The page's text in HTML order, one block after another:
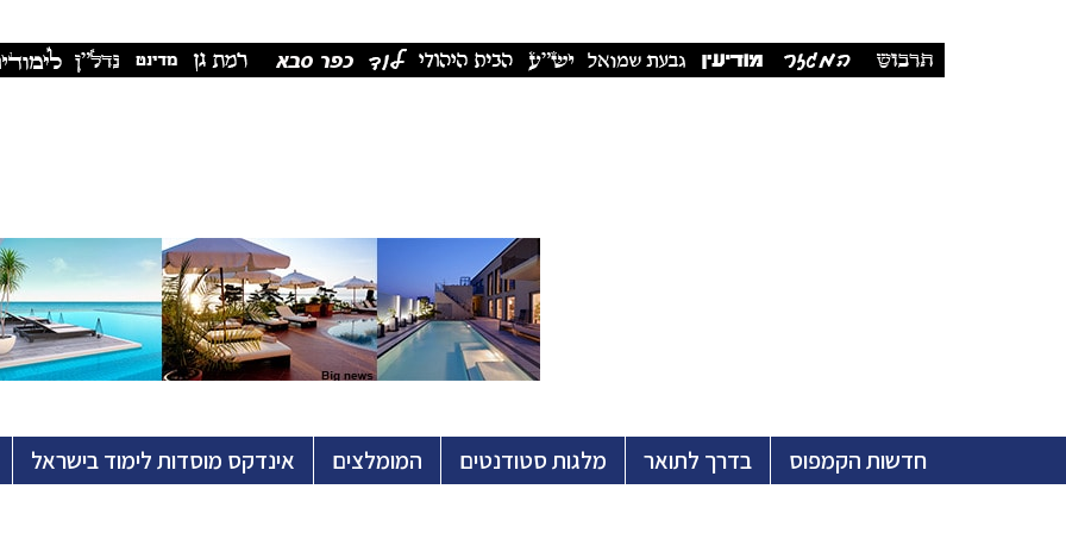
חדשות הקמפוס בדרך לתואר מלגות סטודנטים המומלצים אינדקס מוסדות לימוד בישראל